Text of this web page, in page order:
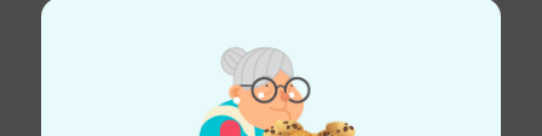
Schon gewusst?